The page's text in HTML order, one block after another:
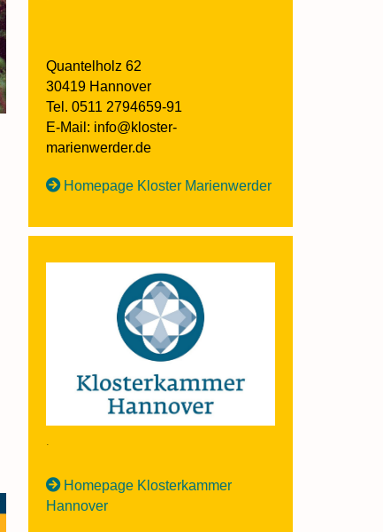
Quantelholz 62
30419 Hannover
Tel. 0511 2794659-91
E-Mail: info@kloster-
marienwerder.de
Homepage Kloster Marienwerder
Homepage Klosterkammer
Hannover